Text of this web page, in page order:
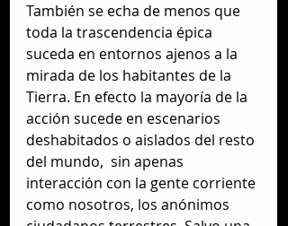
También se echa de menos que
toda la trascendencia épica
suceda en entornos ajenos a la
mirada de los habitantes de la
Tierra. En efecto la mayoría de la
acción sucede en escenarios
deshabitados o aislados del resto
del mundo,  sin apenas
interacción con la gente corriente
como nosotros, los anónimos